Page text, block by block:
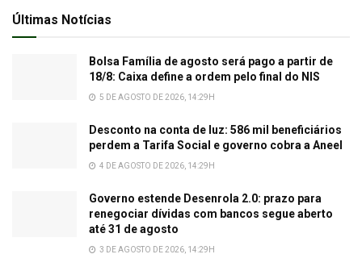
Últimas Notícias
Bolsa Família de agosto será pago a partir de
18/8: Caixa define a ordem pelo final do NIS
5 DE AGOSTO DE 2026, 14:29H
Desconto na conta de luz: 586 mil beneficiários
perdem a Tarifa Social e governo cobra a Aneel
4 DE AGOSTO DE 2026, 14:29H
Governo estende Desenrola 2.0: prazo para
renegociar dívidas com bancos segue aberto
até 31 de agosto
3 DE AGOSTO DE 2026, 14:29H